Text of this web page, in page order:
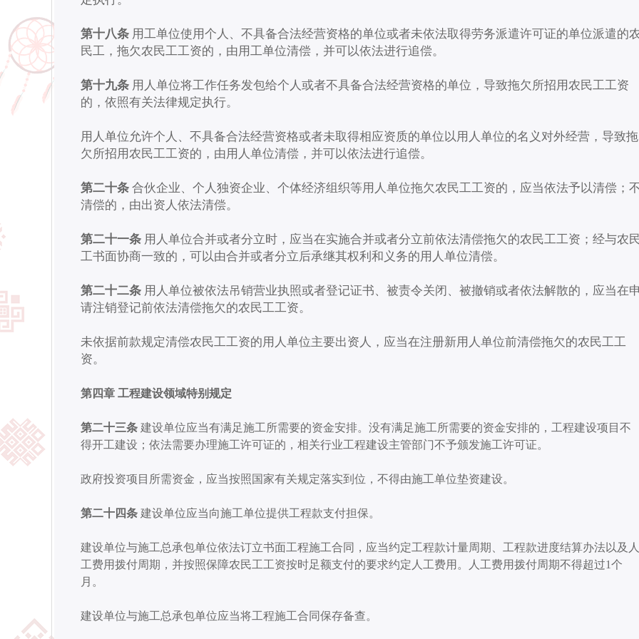
第十八条 用工单位使用个人、不具备合法经营资格的单位或者未依法取得劳务派遣许可证的单位派遣的
民工，拖欠农民工工资的，由用工单位清偿，并可以依法进行追偿。
第十九条 用人单位将工作任务发包给个人或者不具备合法经营资格的单位，导致拖欠所招用农民工工资
的，依照有关法律规定执行。
用人单位允许个人、不具备合法经营资格或者未取得相应资质的单位以用人单位的名义对外经营，导致拖
欠所招用农民工工资的，由用人单位清偿，并可以依法进行追偿。
第二十条 合伙企业、个人独资企业、个体经济组织等用人单位拖欠农民工工资的，应当依法予以清偿；
清偿的，由出资人依法清偿。
第二十一条 用人单位合并或者分立时，应当在实施合并或者分立前依法清偿拖欠的农民工工资；经与农
工书面协商一致的，可以由合并或者分立后承继其权利和义务的用人单位清偿。
第二十二条 用人单位被依法吊销营业执照或者登记证书、被责令关闭、被撤销或者依法解散的，应当在申
请注销登记前依法清偿拖欠的农民工工资。
未依据前款规定清偿农民工工资的用人单位主要出资人，应当在注册新用人单位前清偿拖欠的农民工工
资。
第四章 工程建设领域特别规定
第二十三条 建设单位应当有满足施工所需要的资金安排。没有满足施工所需要的资金安排的，工程建设项目不
得开工建设；依法需要办理施工许可证的，相关行业工程建设主管部门不予颁发施工许可证。
政府投资项目所需资金，应当按照国家有关规定落实到位，不得由施工单位垫资建设。
第二十四条 建设单位应当向施工单位提供工程款支付担保。
建设单位与施工总承包单位依法订立书面工程施工合同，应当约定工程款计量周期、工程款进度结算办法以及人
工费用拨付周期，并按照保障农民工工资按时足额支付的要求约定人工费用。人工费用拨付周期不得超过1个
月。
建设单位与施工总承包单位应当将工程施工合同保存备查。